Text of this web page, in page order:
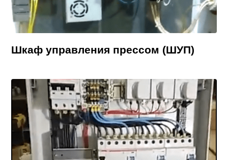
Шкаф управления прессом (ШУП)